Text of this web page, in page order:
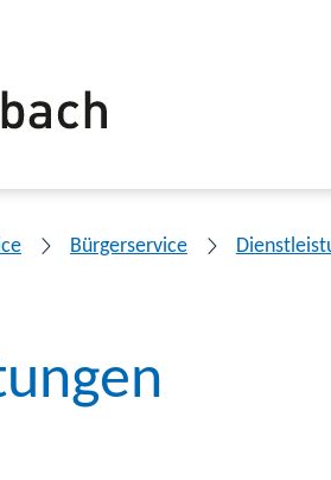
Bürgerservice